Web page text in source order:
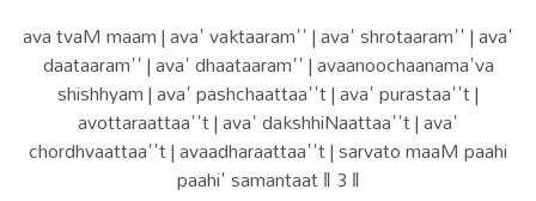
ava tvaM maam | ava' vaktaaram'' | ava' shrotaaram'' | ava'
daataaram'' | ava' dhaataaram'' | avaanoochaanama'va
shishhyam | ava' pashchaattaa''t | ava' purastaa''t |
avottaraattaa''t | ava' dakshhiNaattaa''t | ava'
chordhvaattaa''t | avaadharaattaa''t | sarvato maaM paahi
paahi' samantaat ‖ 3 ‖